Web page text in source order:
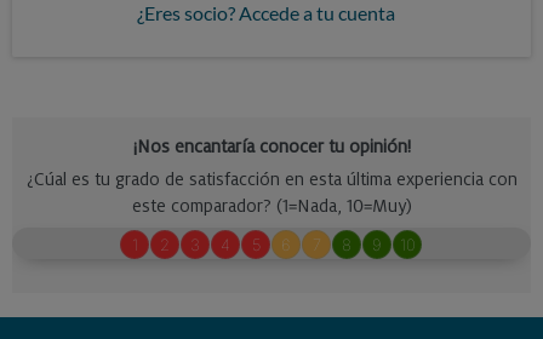
¿Eres socio? Accede a tu cuenta